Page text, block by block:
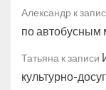
Александр к
по
Татьяна к записи
культурно-